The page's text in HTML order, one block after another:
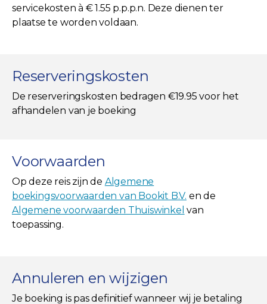
servicekosten à € 1.55 p.p.p.n. Deze dienen ter
plaatse te worden voldaan.
Reserveringskosten
De reserveringskosten bedragen €19.95 voor het
afhandelen van je boeking
Voorwaarden
Op deze reis zijn de Algemene
boekingsvoorwaarden van Bookit B.V. en de
Algemene voorwaarden Thuiswinkel van
toepassing.
Annuleren en wijzigen
Je boeking is pas definitief wanneer wij je betaling